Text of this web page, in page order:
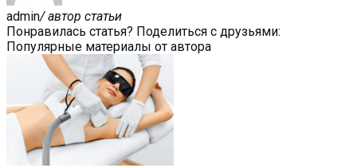
admin/ автор статьи
Понравилась статья? Поделиться с друзьями:
Популярные материалы от автора